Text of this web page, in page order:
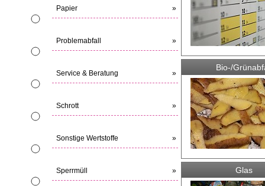
Papier »
Problemabfall »
Service & Beratung »
Schrott »
Sonstige Wertstoffe »
Sperrmüll »
Bio-/
Glas